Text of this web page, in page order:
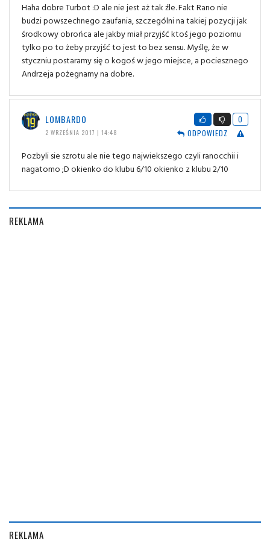
Haha dobre Turbot :D ale nie jest aż tak źle. Fakt Rano nie
budzi powszechnego zaufania, szczególni na takiej pozycji jak
środkowy obrońca ale jakby miał przyjść ktoś jego poziomu
tylko po to żeby przyjść to jest to bez sensu. Myślę, że w
styczniu postaramy się o kogoś w jego miejsce, a pociesznego
Andrzeja pożegnamy na dobre.
LOMBARDO
2 WRZEŚNIA 2017 | 14:48
0
ODPOWIEDZ
Pozbyli sie szrotu ale nie tego najwiekszego czyli ranocchii i
nagatomo ;D okienko do klubu 6/10 okienko z klubu 2/10
REKLAMA
REKLAMA